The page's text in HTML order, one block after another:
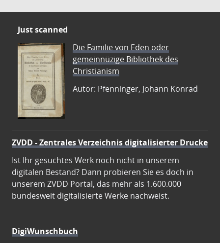
Just scanned
Die Familie von Eden oder
gemeinnüzige Bibliothek des
Christianism
Autor: Pfenninger, Johann Konrad
ZVDD - Zentrales Verzeichnis digitalisierter Drucke
Ist Ihr gesuchtes Werk noch nicht in unserem
digitalen Bestand? Dann probieren Sie es doch in
unserem ZVDD Portal, das mehr als 1.600.000
bundesweit digitalisierte Werke nachweist.
DigiWunschbuch